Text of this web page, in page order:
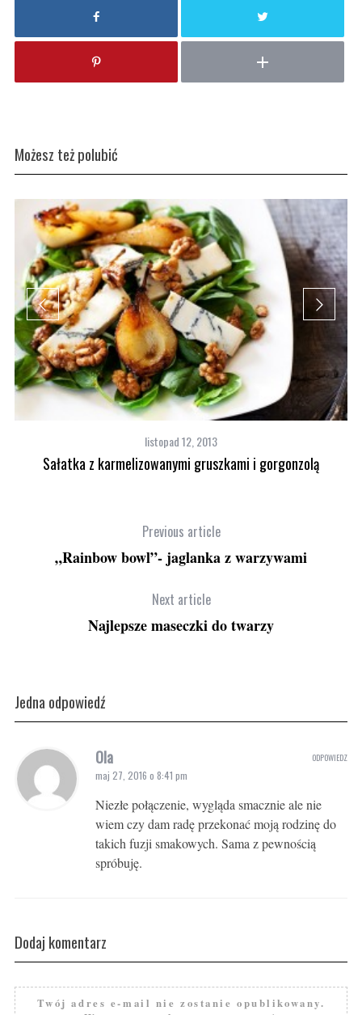
Możesz też polubić
listopad 12, 2013
Sałatka z karmelizowanymi gruszkami i gorgonzolą
Previous article
„Rainbow bowl”- jaglanka z warzywami
Next article
Najlepsze maseczki do twarzy
Jedna odpowiedź
Ola
maj 27, 2016 o 8:41 pm
Niezłe połączenie, wygląda smacznie ale nie
wiem czy dam radę przekonać moją rodzinę do
takich fuzji smakowych. Sama z pewnością
spróbuję.
ODPOWIEDZ
Dodaj komentarz
Twój adres e-mail nie zostanie opublikowany.